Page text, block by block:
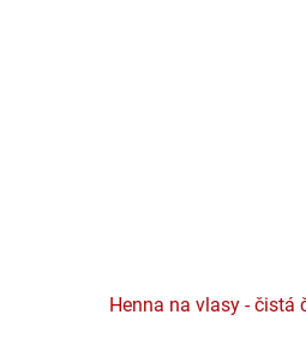
Henna na vlasy - čistá